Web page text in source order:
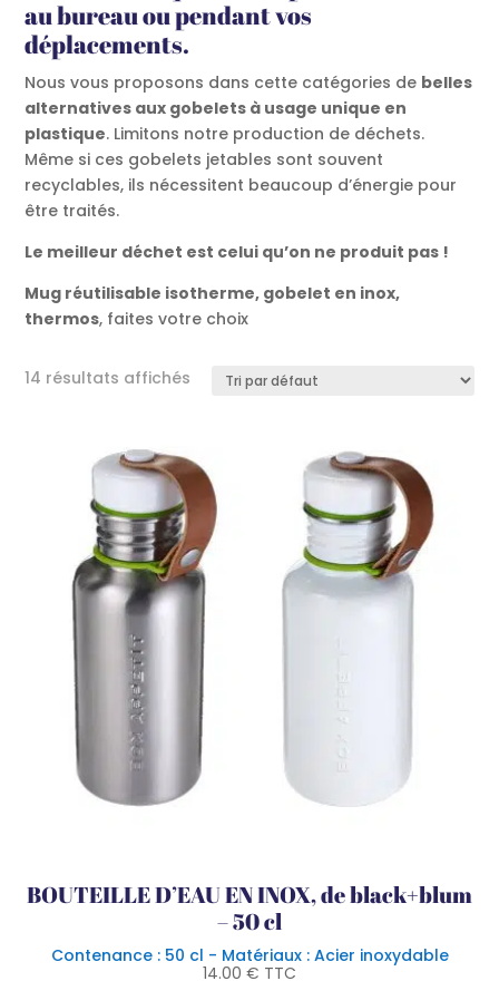
au bureau ou pendant vos
déplacements.
Nous vous proposons dans cette catégories de belles
alternatives aux gobelets à usage unique en
plastique. Limitons notre production de déchets.
Même si ces gobelets jetables sont souvent
recyclables, ils nécessitent beaucoup d’énergie pour
être traités.
Le meilleur déchet est celui qu’on ne produit pas !
Mug réutilisable isotherme, gobelet en inox,
thermos, faites votre choix
14 résultats affichés
BOUTEILLE D’EAU EN INOX, de black+blum
– 50 cl
Contenance : 50 cl - Matériaux : Acier inoxydable
14.00 € TTC